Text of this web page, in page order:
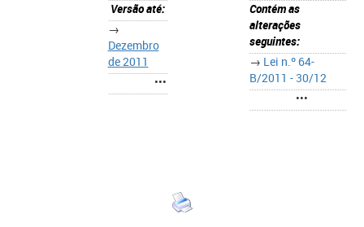
Versão até:
→
Dezembro
de 2011
•••
Contém as
alterações
seguintes:
→ Lei n.º 64-
B/2011 - 30/12
•••